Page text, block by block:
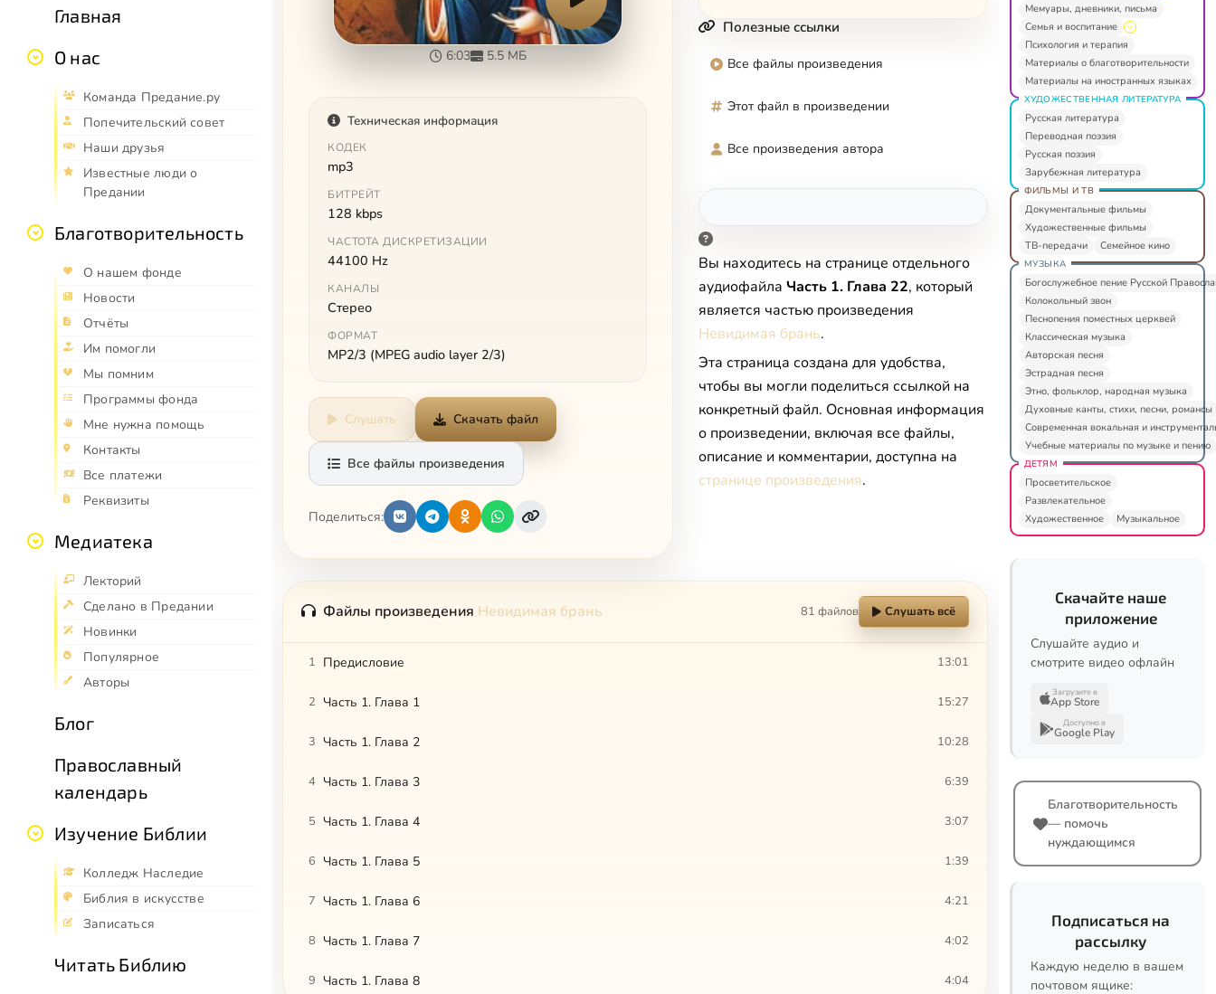
Главная
О нас
Команда Предание.ру
Попечительский совет
Наши друзья
Известные люди о
Предании
Благотворительность
О нашем фонде
Новости
Отчёты
Им помогли
Мы помним
Программы фонда
Мне нужна помощь
Контакты
Все платежи
Реквизиты
Медиатека
Лекторий
Сделано в Предании
Новинки
Популярное
Авторы
Блог
Православный
календарь
Изучение Библии
Колледж Наследие
Библия в искусстве
Записаться
Читать Библию
6:03 5.5 МБ
Техническая информация
КОДЕК
mp3
БИТРЕЙТ
128 kbps
ЧАСТОТА ДИСКРЕТИЗАЦИИ
44100 Hz
КАНАЛЫ
Стерео
ФОРМАТ
MP2/3 (MPEG audio layer 2/3)
Слушать Скачать файл
Все файлы произведения
Поделиться:
Полезные ссылки
Все файлы произведения
Этот файл в произведении
Все произведения автора
Вы находитесь на странице отдельного
аудиофайла Часть 1. Глава 22, который
является частью произведения
Невидимая брань.
Эта страница создана для удобства,
чтобы вы могли поделиться ссылкой на
конкретный файл. Основная информация
о произведении, включая все файлы,
описание и комментарии, доступна на
странице произведения.
Файлы произведения Невидимая брань 81 файлов Слушать всё
1 Предисловие 13:01
2 Часть 1. Глава 1 15:27
3 Часть 1. Глава 2 10:28
4 Часть 1. Глава 3 6:39
5 Часть 1. Глава 4 3:07
6 Часть 1. Глава 5 1:39
7 Часть 1. Глава 6 4:21
8 Часть 1. Глава 7 4:02
9 Часть 1. Глава 8 4:04
Мемуары, дневники, письма
Семья и воспитание
Психология и терапия
Материалы о благотворительности
Материалы на иностранных языках
ХУДОЖЕСТВЕННАЯ ЛИТЕРАТУРА
Русская литература
Переводная поэзия
Русская поэзия
Зарубежная литература
ФИЛЬМЫ И ТВ
Документальные фильмы
Художественные фильмы
ТВ-передачи
Семейное кино
МУЗЫКА
Богослужебное пение Русской
Колокольный звон
Песнопения поместных церквей
Классическая музыка
Авторская песня
Эстрадная песня
Этно, фольклор, народная музыка
Духовные канты, стихи, песни, романсы
Современная вокальная и
Учебные материалы по музыке и пению
ДЕТЯМ
Просветительское
Развлекательное
Художественное
Музыкальное
Скачайте наше
приложение
Слушайте аудио и
смотрите видео офлайн
Загрузите в
App Store
Доступно в
Google Play
Благотворительность
— помочь
нуждающимся
Подписаться на
рассылку
Каждую неделю в вашем
почтовом ящике: